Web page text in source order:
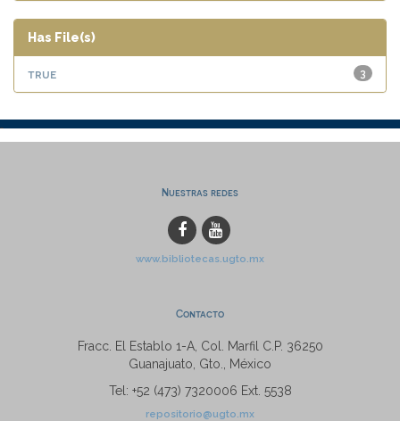
Has File(s)
3
true
Nuestras redes
www.bibliotecas.ugto.mx
Contacto
Fracc. El Establo 1-A, Col. Marfil C.P. 36250
Guanajuato, Gto., México
Tel: +52 (473) 7320006 Ext. 5538
repositorio@ugto.mx